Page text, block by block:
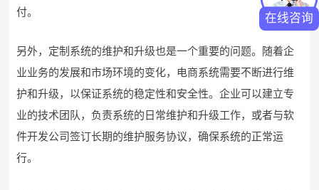
付。
另外，定制系统的维护和升级也是一个重要的问题。随着企
业业务的发展和市场环境的变化，电商系统需要不断进行维
护和升级，以保证系统的稳定性和安全性。企业可以建立专
业的技术团队，负责系统的日常维护和升级工作，或者与软
件开发公司签订长期的维护服务协议，确保系统的正常运
行。
在线咨询